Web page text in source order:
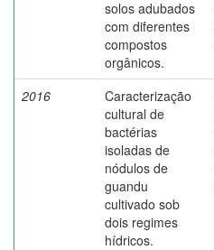
solos adubados
com diferentes
compostos
orgânicos.
2016
Caracterização
cultural de
bactérias
isoladas de
nódulos de
guandu
cultivado sob
dois regimes
hídricos.